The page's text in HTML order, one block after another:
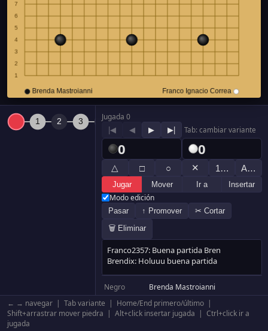
Jugada 0
|◀ ◀ ▶ ▶| Tab: cambiar variante
0 0
△ □ ○ ✕ 1… A…
Jugar Mover Ir a Insertar
Modo edición
Pasar ↑ Promover
✂ Cortar
🗑 Eliminar
Negro
Brenda Mastroianni
Blanco
Franco Ignacio Correa
Resultado
Blanco por abandono
← → navegar | Tab variante | Home/End primero/último |
Shift+arrastrar mover piedra | Alt+click insertar jugada | Ctrl+click ir a
jugada